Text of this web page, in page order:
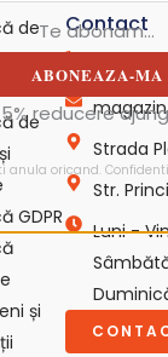
de
de
GDPR
și
Contact
0729
Strada
Str.
Luni -
Te abonam...
ABONEAZA-MA
reducere
anula oricand.